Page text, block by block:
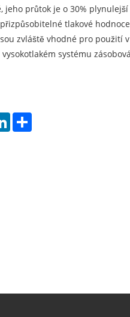
průtok je o 30%
tlakové
zvláště vhodné pro použití
systému
LinkedIn